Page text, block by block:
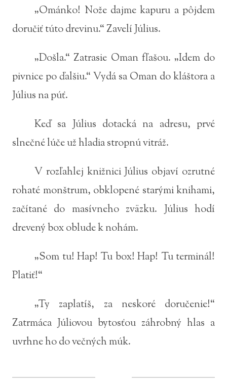
„Ománko! Nože dajme kapuru a pôjdem
doručiť túto drevinu.“ Zavelí Július.
„Došla.“ Zatrasie Oman fľašou. „Idem do
pivnice po ďalšiu.“ Vydá sa Oman do kláštora a
Július na púť.
Keď sa Július dotacká na adresu, prvé
slnečné lúče už hladia stropnú vitráž.
V rozľahlej knižnici Július objaví ozrutné
rohaté monštrum, obklopené starými knihami,
začítané do masívneho zväzku. Július hodí
drevený box oblude k nohám.
„Som tu! Hap! Tu box! Hap! Tu terminál!
Platiť!“
„Ty zaplatíš, za neskoré doručenie!“
Zatrmáca Júliovou bytosťou záhrobný hlas a
uvrhne ho do večných múk.